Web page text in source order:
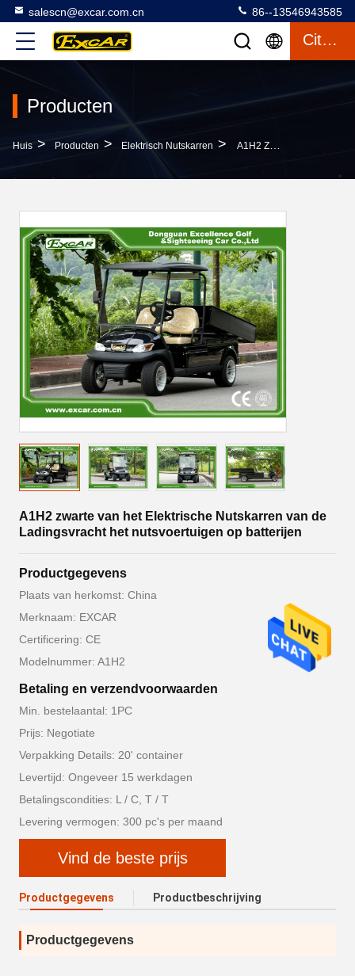
salescn@excar.com.cn 86--13546943585
Citaat
Producten
Huis > Producten > Elektrisch Nutskarren > A1H2 Zwarte Van Het Elektrische Nutskarren Van De Ladingsvracht Het Nutsvoertuigen Op Batterijen
A1H2 zwarte van het Elektrische Nutskarren van de
Ladingsvracht het nutsvoertuigen op batterijen
Productgegevens
Plaats van herkomst: China
Merknaam: EXCAR
Certificering: CE
Modelnummer: A1H2
Betaling en verzendvoorwaarden
Min. bestelaantal: 1PC
Prijs: Negotiate
Verpakking Details: 20' container
Levertijd: Ongeveer 15 werkdagen
Betalingscondities: L / C, T / T
Levering vermogen: 300 pc's per maand
Vind de beste prijs
Productgegevens Productbeschrijving
Productgegevens